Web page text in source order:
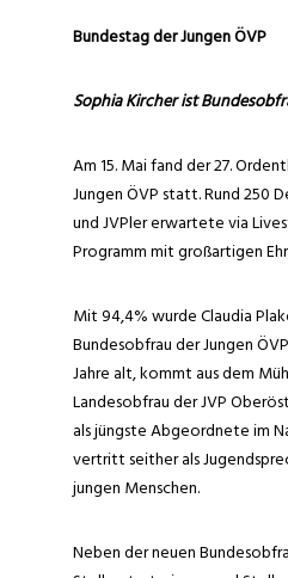
Bundestag der Jungen ÖVP
Sophia Kircher ist
Am 15. Mai fand der 27.
Jungen ÖVP statt. Rund 250
und JVPler erwartete via
Programm mit großartigen
Mit 94,4% wurde Claudia
Bundesobfrau der Jungen
Jahre alt, kommt aus dem
Landesobfrau der JVP
als jüngste Abgeordnete im
vertritt seither als
jungen Menschen.
Neben der neuen